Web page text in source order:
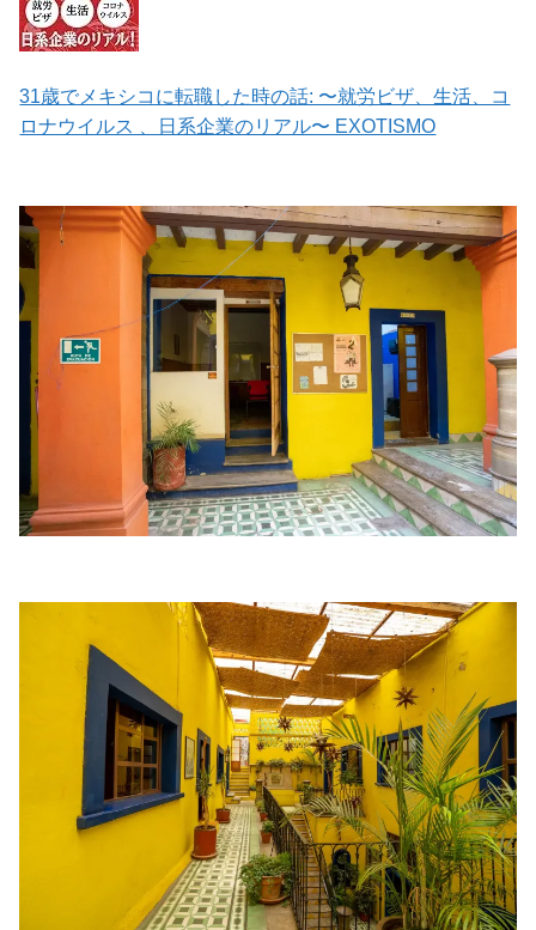
31歳でメキシコに転職した時の話: 〜就労ビザ、生活、コ
ロナウイルス 、日系企業のリアル〜 EXOTISMO